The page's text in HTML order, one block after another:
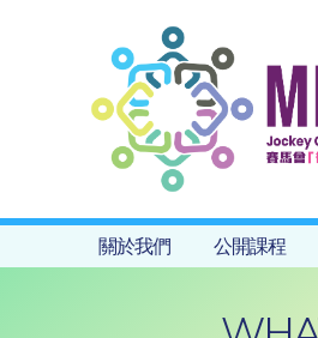
關於我們 公開課程